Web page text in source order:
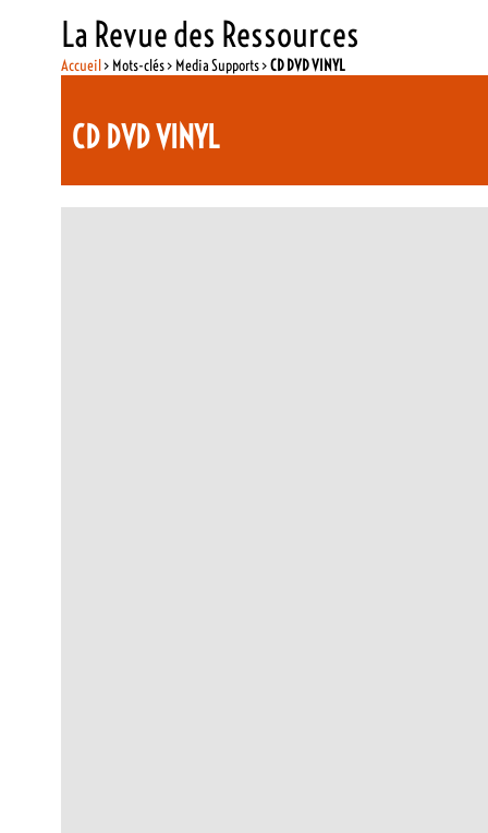
La Revue des Ressources
Accueil> Mots-clés > Media Supports >CD DVD VINYL
CD DVD VINYL